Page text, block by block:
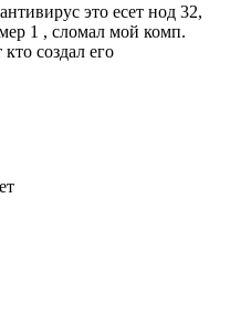
это есет нод 32,
1 , сломал мой комп.
кто создал его